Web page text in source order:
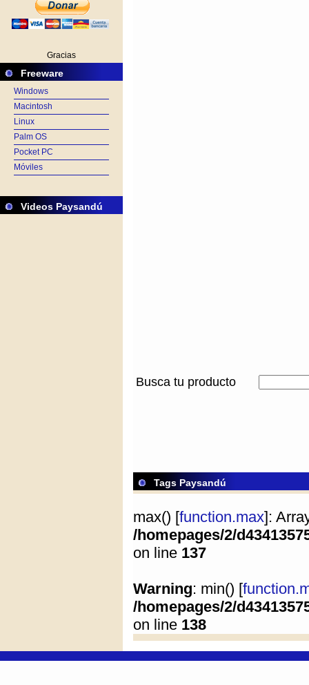
Gracias
Freeware
Windows
Macintosh
Linux
Palm OS
Pocket PC
Móviles
Videos Paysandú
Busca tu producto
Tags Paysandú
max() [function.max]:
/homepages/2/
on line 137
Warning: min() [
/homepages/2/
on line 138